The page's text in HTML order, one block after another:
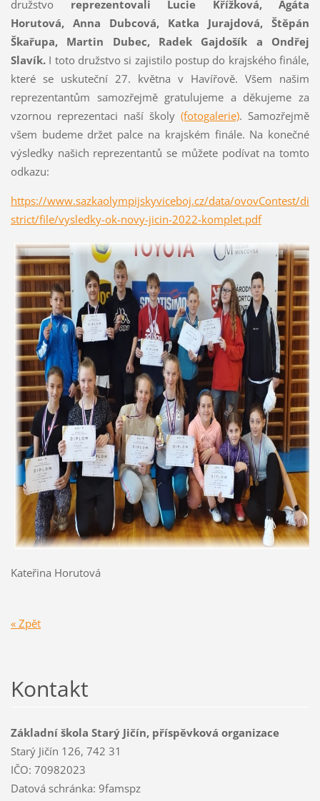
družstvo reprezentovali Lucie Křížková, Agáta
Horutová, Anna Dubcová,
Katka Jurajdová, Štěpán
Škařupa, Martin Dubec, Radek Gajdošík
a Ondřej
Slavík.I toto družstvo si zajistilo postup do krajského finále,
které se uskuteční 27. května v Havířově. Všem našim
reprezentantům samozřejmě gratulujeme a děkujeme za
vzornou reprezentaci naší školy(fotogalerie). Samozřejmě
všem budeme držet palce na krajském finále. Na konečné
výsledky našich reprezentantů se můžete podívat na tomto
odkazu:
https://www.sazkaolympijskyviceboj.cz/data/ovovContest/di
strict/file/vysledky-ok-novy-jicin-2022-komplet.pdf
Kateřina Horutová
« Zpět
Kontakt
Základní škola Starý Jičín, příspěvková organizace
Starý Jičín 126, 742 31
IČO: 70982023
Datová schránka: 9famspz